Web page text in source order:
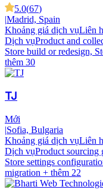
5.0(67)
|Madrid, Spain
Khoảng giá dịch vụLiên
Dịch vụProduct and
Store build or redesign,
thêm 30
TJ
Mới
|Sofia, Bulgaria
Khoảng giá dịch vụLiên
Dịch vụProduct sourcing
Store settings
migration + thêm 22